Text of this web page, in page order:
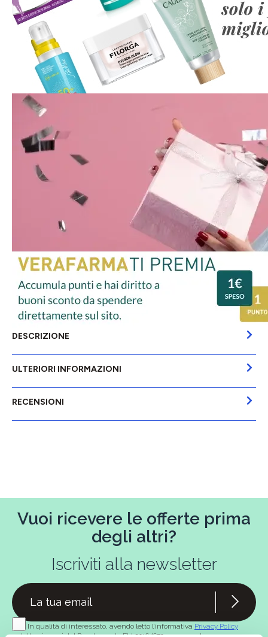
DESCRIZIONE
ULTERIORI INFORMAZIONI
RECENSIONI
Vuoi ricevere le offerte prima
degli altri?
Iscriviti alla newsletter
In qualità di interessato, avendo letto l’informativa Privacy Policy